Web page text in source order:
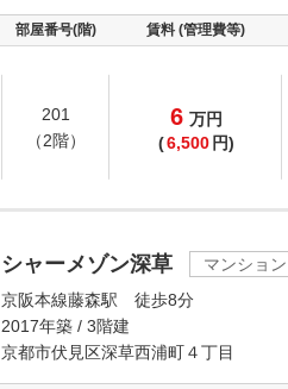
部屋番号(階) 賃料 (管理費等)
201
（2階）
6 万円
(6,500 円)
シャーメゾン深草
マンション
京阪本線藤森駅 徒歩8分
2017年築 / 3階建
京都市伏見区深草西浦町４丁目